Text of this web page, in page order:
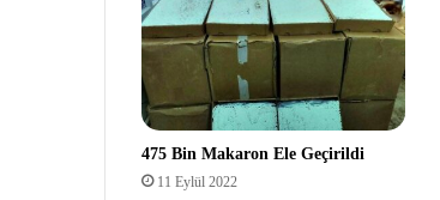
475 Bin Makaron Ele Geçirildi
11 Eylül 2022